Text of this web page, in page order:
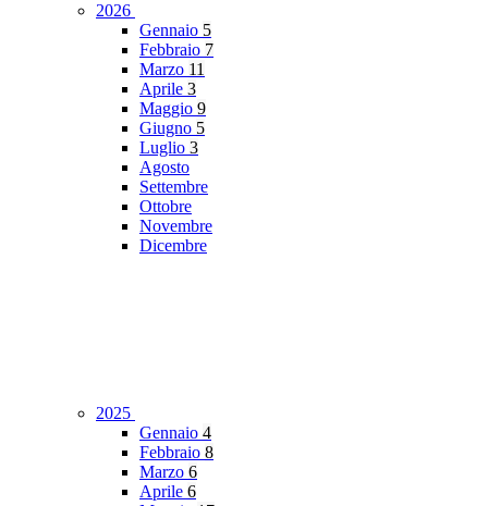
2026
Gennaio 5
Febbraio 7
Marzo 11
Aprile 3
Maggio 9
Giugno 5
Luglio 3
Agosto
Settembre
Ottobre
Novembre
Dicembre
2025
Gennaio 4
Febbraio 8
Marzo 6
Aprile 6